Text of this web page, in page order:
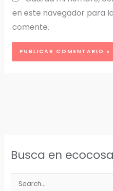
en este navegador para
comente.
Busca en